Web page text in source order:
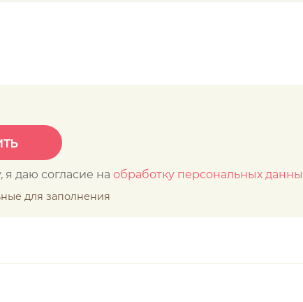
даю согласие наобработку персональных
для заполнения